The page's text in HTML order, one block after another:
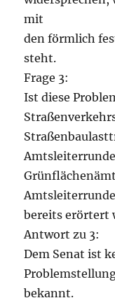
mit
den förmlich
steht.
Frage 3:
Ist diese
bereits erörtert
Antwort zu 3:
Dem Senat ist
bekannt.